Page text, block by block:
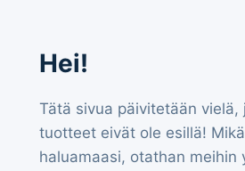
Hei!
Tätä sivua päivitetään vielä,
tuotteet eivät ole esillä!
haluamaasi, otathan meihin